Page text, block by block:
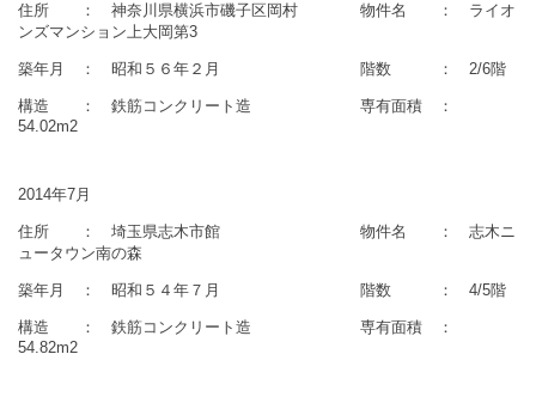
住所 ： 神奈川県横浜市磯子区岡村 物件名 ： ライオ
ンズマンション上大岡第3
築年月 ： 昭和５６年２月 階数 ： 2/6階
構造 ： 鉄筋コンクリート造 専有面積 ：
54.02m2
2014年7月
住所 ： 埼玉県志木市館 物件名 ： 志木ニ
ュータウン南の森
築年月 ： 昭和５４年７月 階数 ： 4/5階
構造 ： 鉄筋コンクリート造 専有面積 ：
54.82m2